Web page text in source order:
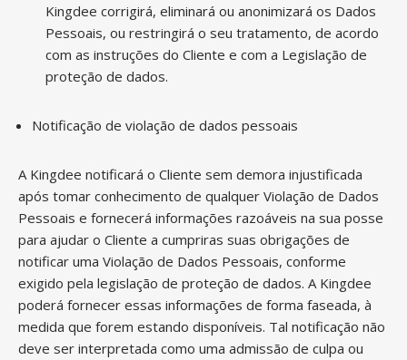
Kingdee corrigirá, eliminará ou anonimizará os Dados
Pessoais, ou restringirá o seu tratamento, de acordo
com as instruções do Cliente e com a Legislação de
proteção de dados.
Notificação de violação de dados pessoais
A Kingdee notificará o Cliente sem demora injustificada
após tomar conhecimento de qualquer Violação de Dados
Pessoais e fornecerá informações razoáveis na sua posse
para ajudar o Cliente a cumpriras suas obrigações de
notificar uma Violação de Dados Pessoais, conforme
exigido pela legislação de proteção de dados. A Kingdee
poderá fornecer essas informações de forma faseada, à
medida que forem estando disponíveis. Tal notificação não
deve ser interpretada como uma admissão de culpa ou